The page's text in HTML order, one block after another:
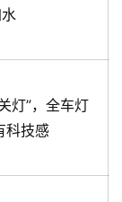
灯”，全车灯
科技感